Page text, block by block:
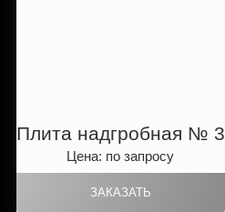
Плита надгробная № 3
Цена: по запросу